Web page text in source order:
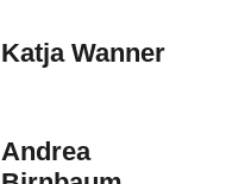
Katja Wanner
Andrea